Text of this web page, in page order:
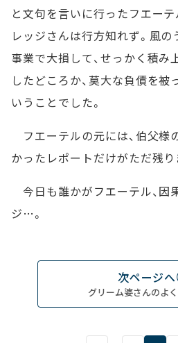
と文句を言いに行ったフエー
レッジさんは行方知れず。風の
事業で大損して、せっかく積み
したどころか、莫大な負債を被
いうことでした。
フエーテルの元には、伯父様
かったレポートだけがただ残り
今日も誰かがフエーテル、因
ジ…。
次ページへ
グリーム婆さんのよ